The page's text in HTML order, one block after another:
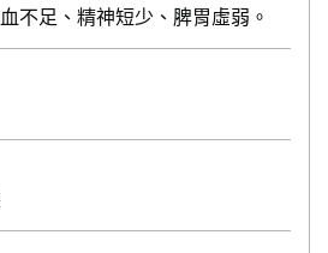
不足、精神短少、脾胃虛弱。